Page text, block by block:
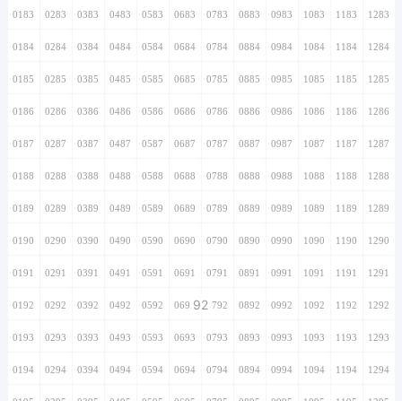
0183 0283 0383 0483 0583 0683 0783 0883 0983 1083 1183 1283
0184 0284 0384 0484 0584 0684 0784 0884 0984 1084 1184 1284
0185 0285 0385 0485 0585 0685 0785 0885 0985 1085 1185 1285
0186 0286 0386 0486 0586 0686 0786 0886 0986 1086 1186 1286
0187 0287 0387 0487 0587 0687 0787 0887 0987 1087 1187 1287
0188 0288 0388 0488 0588 0688 0788 0888 0988 1088 1188 1288
0189 0289 0389 0489 0589 0689 0789 0889 0989 1089 1189 1289
0190 0290 0390 0490 0590 0690 0790 0890 0990 1090 1190 1290
0191 0291 0391 0491 0591 0691 0791 0891 0991 1091 1191 1291
0192 0292 0392 0492 0592 0692920792 0892 0992 1092 1192 1292
0193 0293 0393 0493 0593 0693 0793 0893 0993 1093 1193 1293
0194 0294 0394 0494 0594 0694 0794 0894 0994 1094 1194 1294